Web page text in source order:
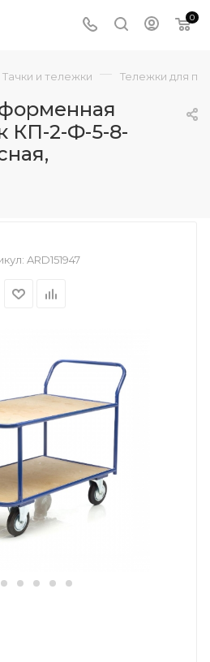
0
Тачки и тележки — Тележки для
КП-2-Ф-5-8-
ARD151947